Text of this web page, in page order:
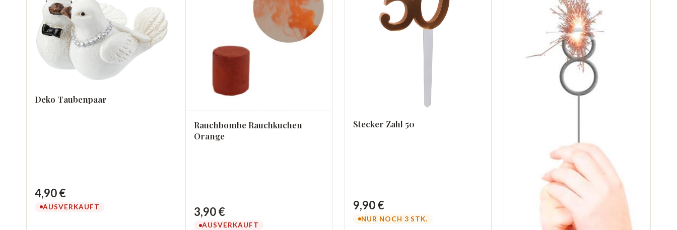
Deko Taubenpaar
4,90 €
AUSVERKAUFT
Rauchbombe Rauchkuchen
Orange
3,90 €
AUSVERKAUFT
Stecker Zahl 50
9,90 €
NUR NOCH 3 STK.